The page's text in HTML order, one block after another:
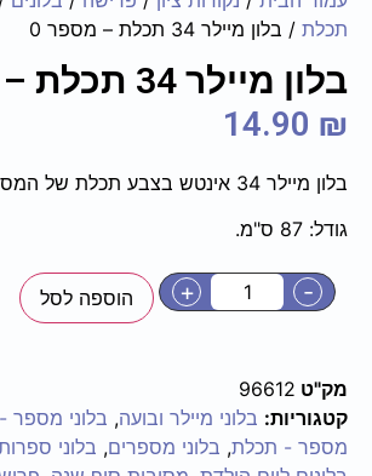
תכלת / בלון מיילר 34 תכלת – מספר 0
בלון מיילר 34 תכלת – מספר 0
14.90 ₪
בלון מיילר 34 אינטש בצבע תכלת של המספר 0.
גודל: 87 ס"מ.
-
+ הוספה לסל
מק"ט 96612
קטגוריות: בלוני מיילר ובועה, בלוני מספר
מספר - תכלת, בלוני מספרים, בלוני